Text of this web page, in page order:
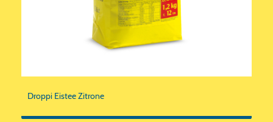
Droppi Eistee Zitrone